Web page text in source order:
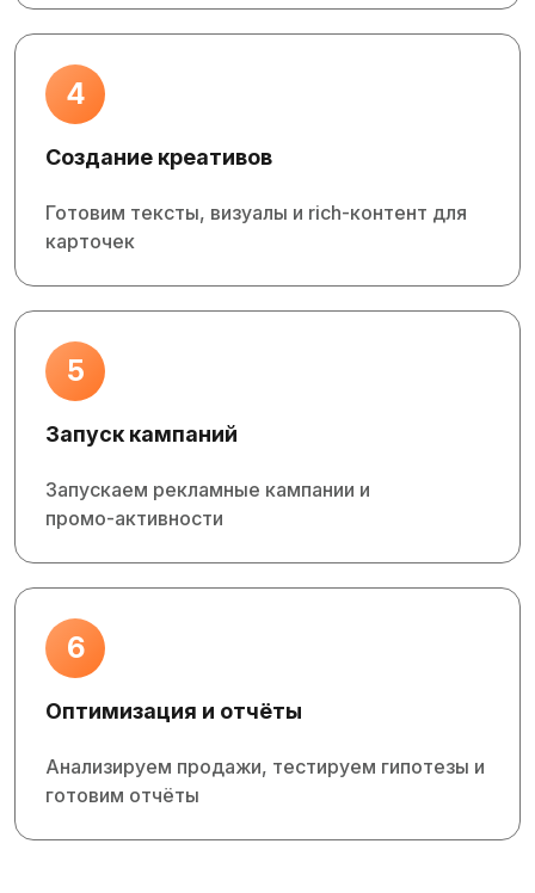
4
Создание креативов
Готовим тексты, визуалы и rich‑контент для
карточек
5
Запуск кампаний
Запускаем рекламные кампании и
промо‑активности
6
Оптимизация и отчёты
Анализируем продажи, тестируем гипотезы и
готовим отчёты